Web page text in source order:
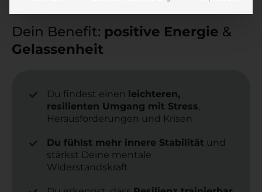
Dein Benefit: positive Energie &
Gelassenheit
Du findest einen leichteren,
resilienten Umgang mit Stress
Herausforderungen und Krisen
Du fühlst mehr innere Stabilität und
stärkst Deine mentale
Widerstandskraft